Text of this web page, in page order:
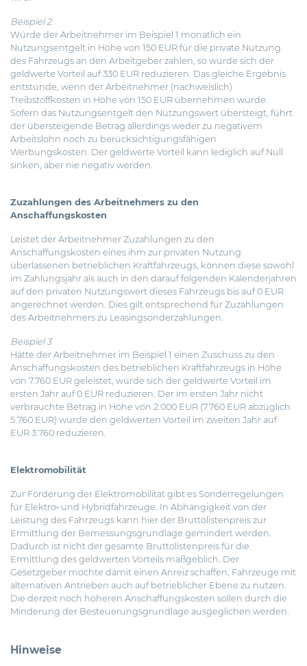
Beispiel 2
Würde der Arbeitnehmer im Beispiel 1 monatlich ein
Nutzungsentgelt in Höhe von 150 EUR für die private Nutzung
des Fahrzeugs an den Arbeitgeber zahlen, so würde sich der
geldwerte Vorteil auf 330 EUR reduzieren. Das gleiche Ergebnis
entstünde, wenn der Arbeitnehmer (nachweislich)
Treibstoffkosten in Höhe von 150 EUR übernehmen würde.
Sofern das Nutzungsentgelt den Nutzungswert übersteigt, führt
der übersteigende Betrag allerdings weder zu negativem
Arbeitslohn noch zu berücksichtigungsfähigen
Werbungskosten. Der geldwerte Vorteil kann lediglich auf Null
sinken, aber nie negativ werden.
Zuzahlungen des Arbeitnehmers zu den
Anschaffungskosten
Leistet der Arbeitnehmer Zuzahlungen zu den
Anschaffungskosten eines ihm zur privaten Nutzung
überlassenen betrieblichen Kraftfahrzeugs, können diese sowohl
im Zahlungsjahr als auch in den darauf folgenden Kalenderjahren
auf den privaten Nutzungswert dieses Fahrzeugs bis auf 0 EUR
angerechnet werden. Dies gilt entsprechend für Zuzahlungen
des Arbeitnehmers zu Leasingsonderzahlungen.
Beispiel 3
Hätte der Arbeitnehmer im Beispiel 1 einen Zuschuss zu den
Anschaffungskosten des betrieblichen Kraftfahrzeugs in Höhe
von 7.760 EUR geleistet, würde sich der geldwerte Vorteil im
ersten Jahr auf 0 EUR reduzieren. Der im ersten Jahr nicht
verbrauchte Betrag in Höhe von 2.000 EUR (7.760 EUR abzüglich
5.760 EUR) würde den geldwerten Vorteil im zweiten Jahr auf
EUR 3.760 reduzieren.
Elektromobilität
Zur Förderung der Elektromobilität gibt es Sonderregelungen
für Elektro‐ und Hybridfahrzeuge. In Abhängigkeit von der
Leistung des Fahrzeugs kann hier der Bruttolistenpreis zur
Ermittlung der Bemessungsgrundlage gemindert werden.
Dadurch ist nicht der gesamte Bruttolistenpreis für die
Ermittlung des geldwerten Vorteils maßgeblich. Der
Gesetzgeber möchte damit einen Anreiz schaffen, Fahrzeuge mit
alternativen Antrieben auch auf betrieblicher Ebene zu nutzen.
Die derzeit noch höheren Anschaffungskosten sollen durch die
Minderung der Besteuerungsgrundlage ausgeglichen werden.
Hinweise